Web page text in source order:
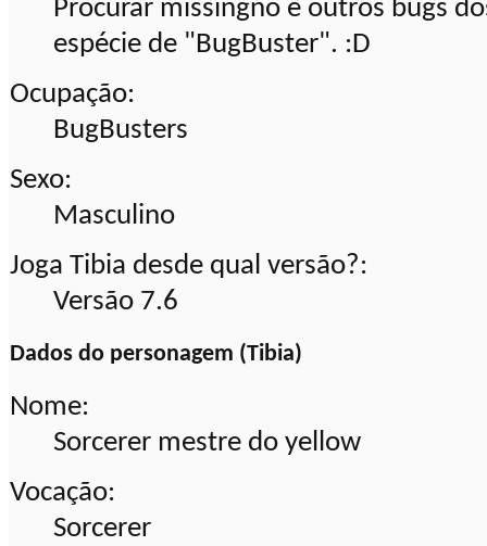
Procurar missingno e outros bugs
espécie de "BugBuster". :D
Ocupação:
BugBusters
Sexo:
Masculino
Joga Tibia desde qual versão?:
Versão 7.6
Dados do personagem (Tibia)
Nome:
Sorcerer mestre do yellow
Vocação:
Sorcerer